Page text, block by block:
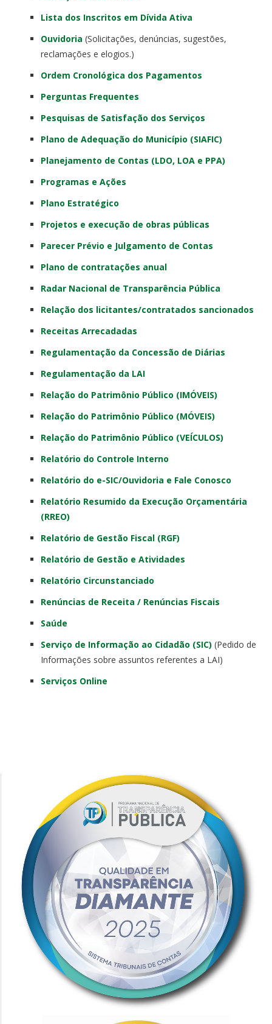
Lista dos Inscritos em Dívida Ativa
Ouvidoria (Solicitações, denúncias, sugestões,
reclamações e elogios.)
Ordem Cronológica dos Pagamentos
Perguntas Frequentes
Pesquisas de Satisfação dos Serviços
Plano de Adequação do Município (SIAFIC)
Planejamento de Contas (LDO, LOA e PPA)
Programas e Ações
Plano Estratégico
Projetos e execução de obras públicas
Parecer Prévio e Julgamento de Contas
Plano de contratações anual
Radar Nacional de Transparência Pública
Relação dos licitantes/contratados sancionados
Receitas Arrecadadas
Regulamentação da Concessão de Diárias
Regulamentação da LAI
Relação do Patrimônio Público (IMÓVEIS)
Relação do Patrimônio Público (MÓVEIS)
Relação do Patrimônio Público (VEÍCULOS)
Relatório do Controle Interno
Relatório do e-SIC/Ouvidoria e Fale Conosco
Relatório Resumido da Execução Orçamentária
(RREO)
Relatório de Gestão Fiscal (RGF)
Relatório de Gestão e Atividades
Relatório Circunstanciado
Renúncias de Receita / Renúncias Fiscais
Saúde
Serviço de Informação ao Cidadão (SIC) (Pedido de
Informações sobre assuntos referentes a LAI)
Serviços Online